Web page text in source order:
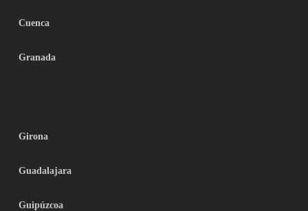
Cuenca
Granada
Girona
Guadalajara
Guipúzcoa